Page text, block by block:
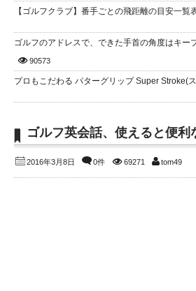
【ゴルフクラブ】番手ごとの飛距離の目安一覧
ゴルフのアドレスで、できた手首の角度はキー
90573
プロもこだわる パターグリップ Super Stroke(
ゴルフ英会話、使えると便利
2016年3月8日 0件 69271 tom49